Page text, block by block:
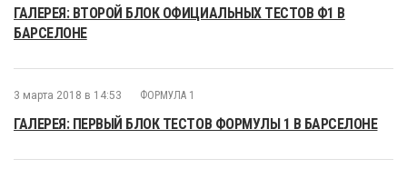
ГАЛЕРЕЯ: ВТОРОЙ БЛОК ОФИЦИАЛЬНЫХ ТЕСТОВ Ф1 В
БАРСЕЛОНЕ
3 марта 2018 в 14:53 ФОРМУЛА 1
ГАЛЕРЕЯ: ПЕРВЫЙ БЛОК ТЕСТОВ ФОРМУЛЫ 1 В БАРСЕЛОНЕ